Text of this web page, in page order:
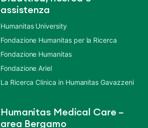
assistenza
Humanitas University
Fondazione Humanitas per la Ricerca
Fondazione Humanitas
Fondazione Ariel
La Ricerca Clinica in Humanitas Gavazzeni
Humanitas Medical Care –
area Bergamo